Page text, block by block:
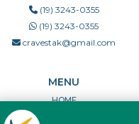
(19) 3243-0355
(19) 3243-0355
cravestak@gmail.com
MENU
HOME